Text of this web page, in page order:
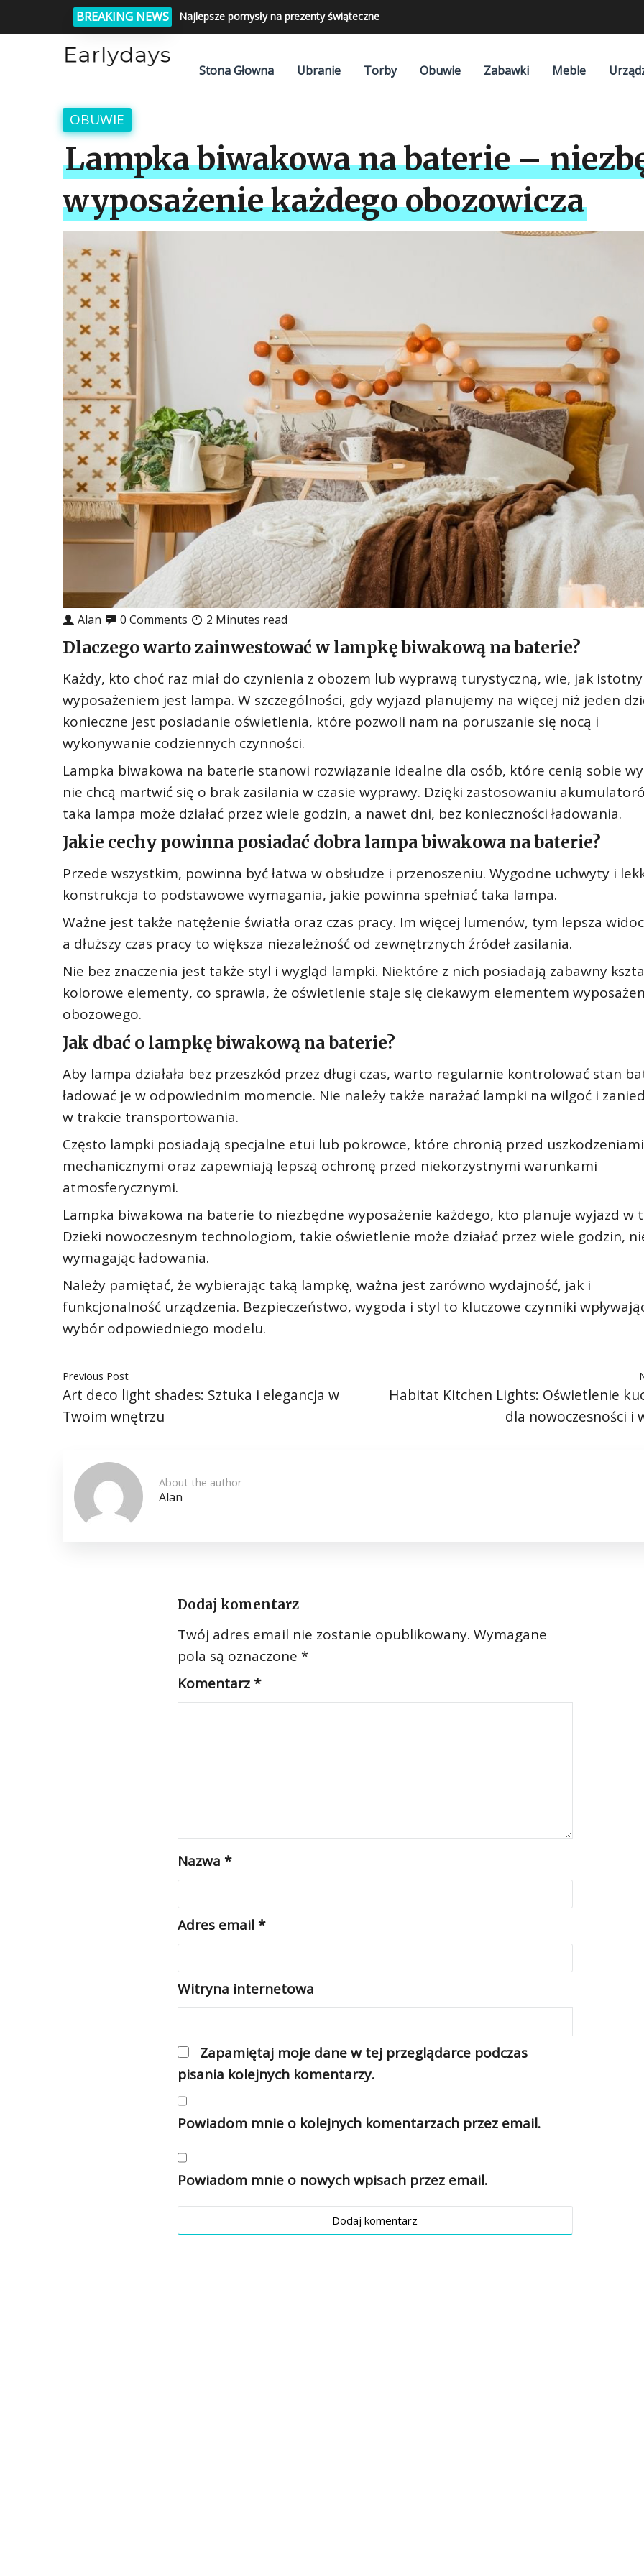
BREAKING NEWS Najlepsze pomysły na prezenty świąteczne
Stona Głowna Ubranie Torby Obuwie Zabawki Meble
OBUWIE
Lampka biwakowa na baterie –
wyposażenie każdego obozowicza
Alan 0 Comments 2 Minutes read
Dlaczego warto zainwestować w lampkę biwakową na baterie?
Każdy, kto choć raz miał do czynienia z obozem lub wyprawą turystyczną, wie, jak
wyposażeniem jest lampa. W szczególności, gdy wyjazd planujemy na więcej niż jeden
konieczne jest posiadanie oświetlenia, które pozwoli nam na poruszanie się nocą i
wykonywanie codziennych czynności.
Lampka biwakowa na baterie stanowi rozwiązanie idealne dla osób, które cenią sobie
nie chcą martwić się o brak zasilania w czasie wyprawy. Dzięki zastosowaniu
taka lampa może działać przez wiele godzin, a nawet dni, bez konieczności ładowania.
Jakie cechy powinna posiadać dobra lampa biwakowa na baterie?
Przede wszystkim, powinna być łatwa w obsłudze i przenoszeniu. Wygodne uchwyty i
konstrukcja to podstawowe wymagania, jakie powinna spełniać taka lampa.
Ważne jest także natężenie światła oraz czas pracy. Im więcej lumenów, tym lepsza
a dłuższy czas pracy to większa niezależność od zewnętrznych źródeł zasilania.
Nie bez znaczenia jest także styl i wygląd lampki. Niektóre z nich posiadają zabawny
kolorowe elementy, co sprawia, że oświetlenie staje się ciekawym elementem
obozowego.
Jak dbać o lampkę biwakową na baterie?
Aby lampa działała bez przeszkód przez długi czas, warto regularnie kontrolować stan
ładować je w odpowiednim momencie. Nie należy także narażać lampki na wilgoć i
w trakcie transportowania.
Często lampki posiadają specjalne etui lub pokrowce, które chronią przed uszkodzeniami
mechanicznymi oraz zapewniają lepszą ochronę przed niekorzystnymi warunkami
atmosferycznymi.
Lampka biwakowa na baterie to niezbędne wyposażenie każdego, kto planuje wyjazd w
Dzieki nowoczesnym technologiom, takie oświetlenie może działać przez wiele godzin,
wymagając ładowania.
Należy pamiętać, że wybierając taką lampkę, ważna jest zarówno wydajność, jak i
funkcjonalność urządzenia. Bezpieczeństwo, wygoda i styl to kluczowe czynniki
wybór odpowiedniego modelu.
Previous Post
Art deco light shades: Sztuka i elegancja w
Twoim wnętrzu
Habitat Kitchen Lights: Oświetlenie
dla nowoczesności i
About the author
Alan
Dodaj komentarz
Twój adres email nie zostanie opublikowany. Wymagane
pola są oznaczone *
Komentarz*
Nazwa *
Adres email*
Witryna internetowa
Zapamiętaj moje dane w tej przeglądarce podczas
pisania kolejnych komentarzy.
Powiadom mnie o kolejnych komentarzach przez email.
Powiadom mnie o nowych wpisach przez email.